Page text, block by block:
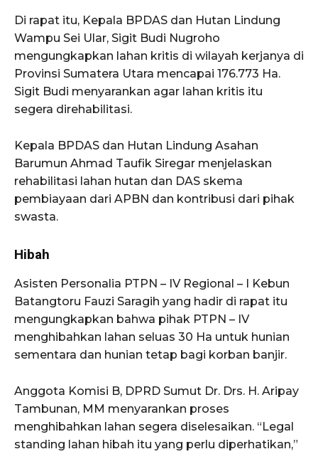
Di rapat itu, Kepala BPDAS dan Hutan Lindung
Wampu Sei Ular, Sigit Budi Nugroho
mengungkapkan lahan kritis di wilayah kerjanya di
Provinsi Sumatera Utara mencapai 176.773 Ha.
Sigit Budi menyarankan agar lahan kritis itu
segera direhabilitasi.
Kepala BPDAS dan Hutan Lindung Asahan
Barumun Ahmad Taufik Siregar menjelaskan
rehabilitasi lahan hutan dan DAS skema
pembiayaan dari APBN dan kontribusi dari pihak
swasta.
Hibah
Asisten Personalia PTPN – IV Regional – I Kebun
Batangtoru Fauzi Saragih yang hadir di rapat itu
mengungkapkan bahwa pihak PTPN – IV
menghibahkan lahan seluas 30 Ha untuk hunian
sementara dan hunian tetap bagi korban banjir.
Anggota Komisi B, DPRD Sumut Dr. Drs. H. Aripay
Tambunan, MM menyarankan proses
menghibahkan lahan segera diselesaikan. “Legal
standing lahan hibah itu yang perlu diperhatikan,”